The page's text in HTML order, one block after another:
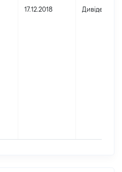
17.12.2018 Дивіденди